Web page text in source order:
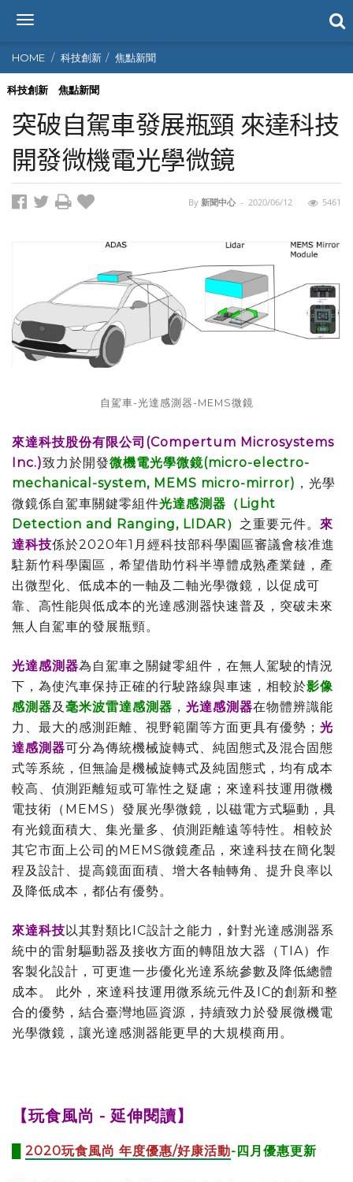
T
g
g
l
n
a
v
i
g
HOME 科技創新 焦點新聞
科技創新 焦點新聞
突破自駕車發展瓶頸 來達科技
開發微機電光學微鏡
By 新聞中心 - 2020/06/12 5461
自駕車-光達感測器-MEMS微鏡
來達科技股份有限公司(Compertum Microsystems
Inc.)致力於開發微機電光學微鏡(micro-electro-
mechanical-system, MEMS micro-mirror) ，光學
微鏡係自駕車關鍵零組件光達感測器（Light
Detection and Ranging, LIDAR） 之重要元件。 來
達科技係於2020年1月經科技部科學園區審議會核准進
駐新竹科學園區，希望借助竹科半導體成熟產業鏈，產
出微型化、低成本的一軸及二軸光學微鏡，以促成可
靠、高性能與低成本的光達感測器快速普及，突破未來
無人自駕車的發展瓶頸。
光達感測器為自駕車之關鍵零組件，在無人駕駛的情況
下，為使汽車保持正確的行駛路線與車速，相較於影像
感測器及 毫米波雷達感測器 ， 光達感測器在物體辨識能
力、最大的感測距離、視野範圍等方面更具有優勢； 光
達感測器可分為傳統機械旋轉式、純固態式及混合固態
式等系統，但無論是機械旋轉式及純固態式，均有成本
較高、偵測距離短或可靠性之疑慮；來達科技運用微機
電技術（MEMS）發展光學微鏡，以磁電方式驅動，具
有光鏡面積大、集光量多、偵測距離遠等特性。相較於
其它市面上公司的MEMS微鏡產品，來達科技在簡化製
程及設計、提高鏡面面積、增大各軸轉角、提升良率以
及降低成本，都佔有優勢。
來達科技以其對類比IC設計之能力，針對光達感測器系
統中的雷射驅動器及接收方面的轉阻放大器（TIA）作
客製化設計，可更進一步優化光達系統參數及降低總體
成本。 此外，來達科技運用微系統元件及IC的創新和整
合的優勢，結合臺灣地區資源，持續致力於發展微機電
光學微鏡，讓光達感測器能更早的大規模商用。
【玩食風尚 - 延伸閱讀】
2020玩食風尚 年度優惠/好康活動-四月優惠更新